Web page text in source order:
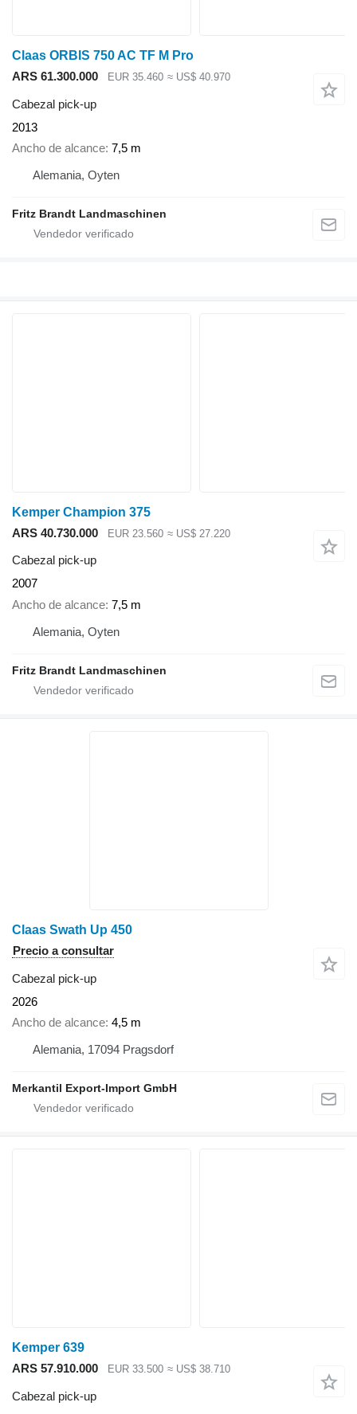
Claas ORBIS 750 AC TF M Pro
ARS 61.300.000
EUR 35.460 ≈ US$ 40.970
Cabezal pick-up
2013
Ancho de alcance 7,5 m
Alemania, Oyten
Fritz Brandt Landmaschinen
Kemper Champion 375
ARS 40.730.000
EUR 23.560 ≈ US$ 27.220
Cabezal pick-up
2007
Ancho de alcance 7,5 m
Alemania, Oyten
Fritz Brandt Landmaschinen
Claas Swath Up 450
Precio a consultar
Cabezal pick-up
2026
Ancho de alcance 4,5 m
Alemania, 17094 Pragsdorf
Merkantil Export-Import GmbH
Kemper 639
ARS 57.910.000
EUR 33.500 ≈ US$ 38.710
Cabezal pick-up